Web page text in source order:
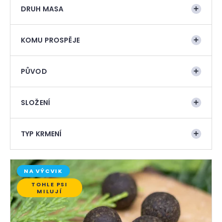
ů
DRUH MASA
KOMU PROSPĚJE
PŮVOD
SLOŽENÍ
TYP KRMENÍ
V
ý
p
i
s
NA VÝCVIK
TOHLE PSI
MILUJÍ
j
t
D
o
p
o